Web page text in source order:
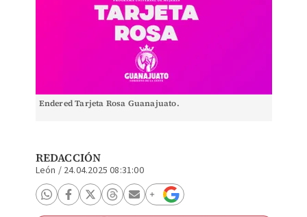
Endered Tarjeta Rosa Guanajuato.
REDACCIÓN
León / 24.04.2025 08:31:00